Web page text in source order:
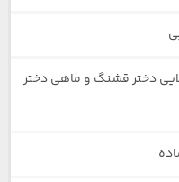
دختر قشنگ و ماهی دختر